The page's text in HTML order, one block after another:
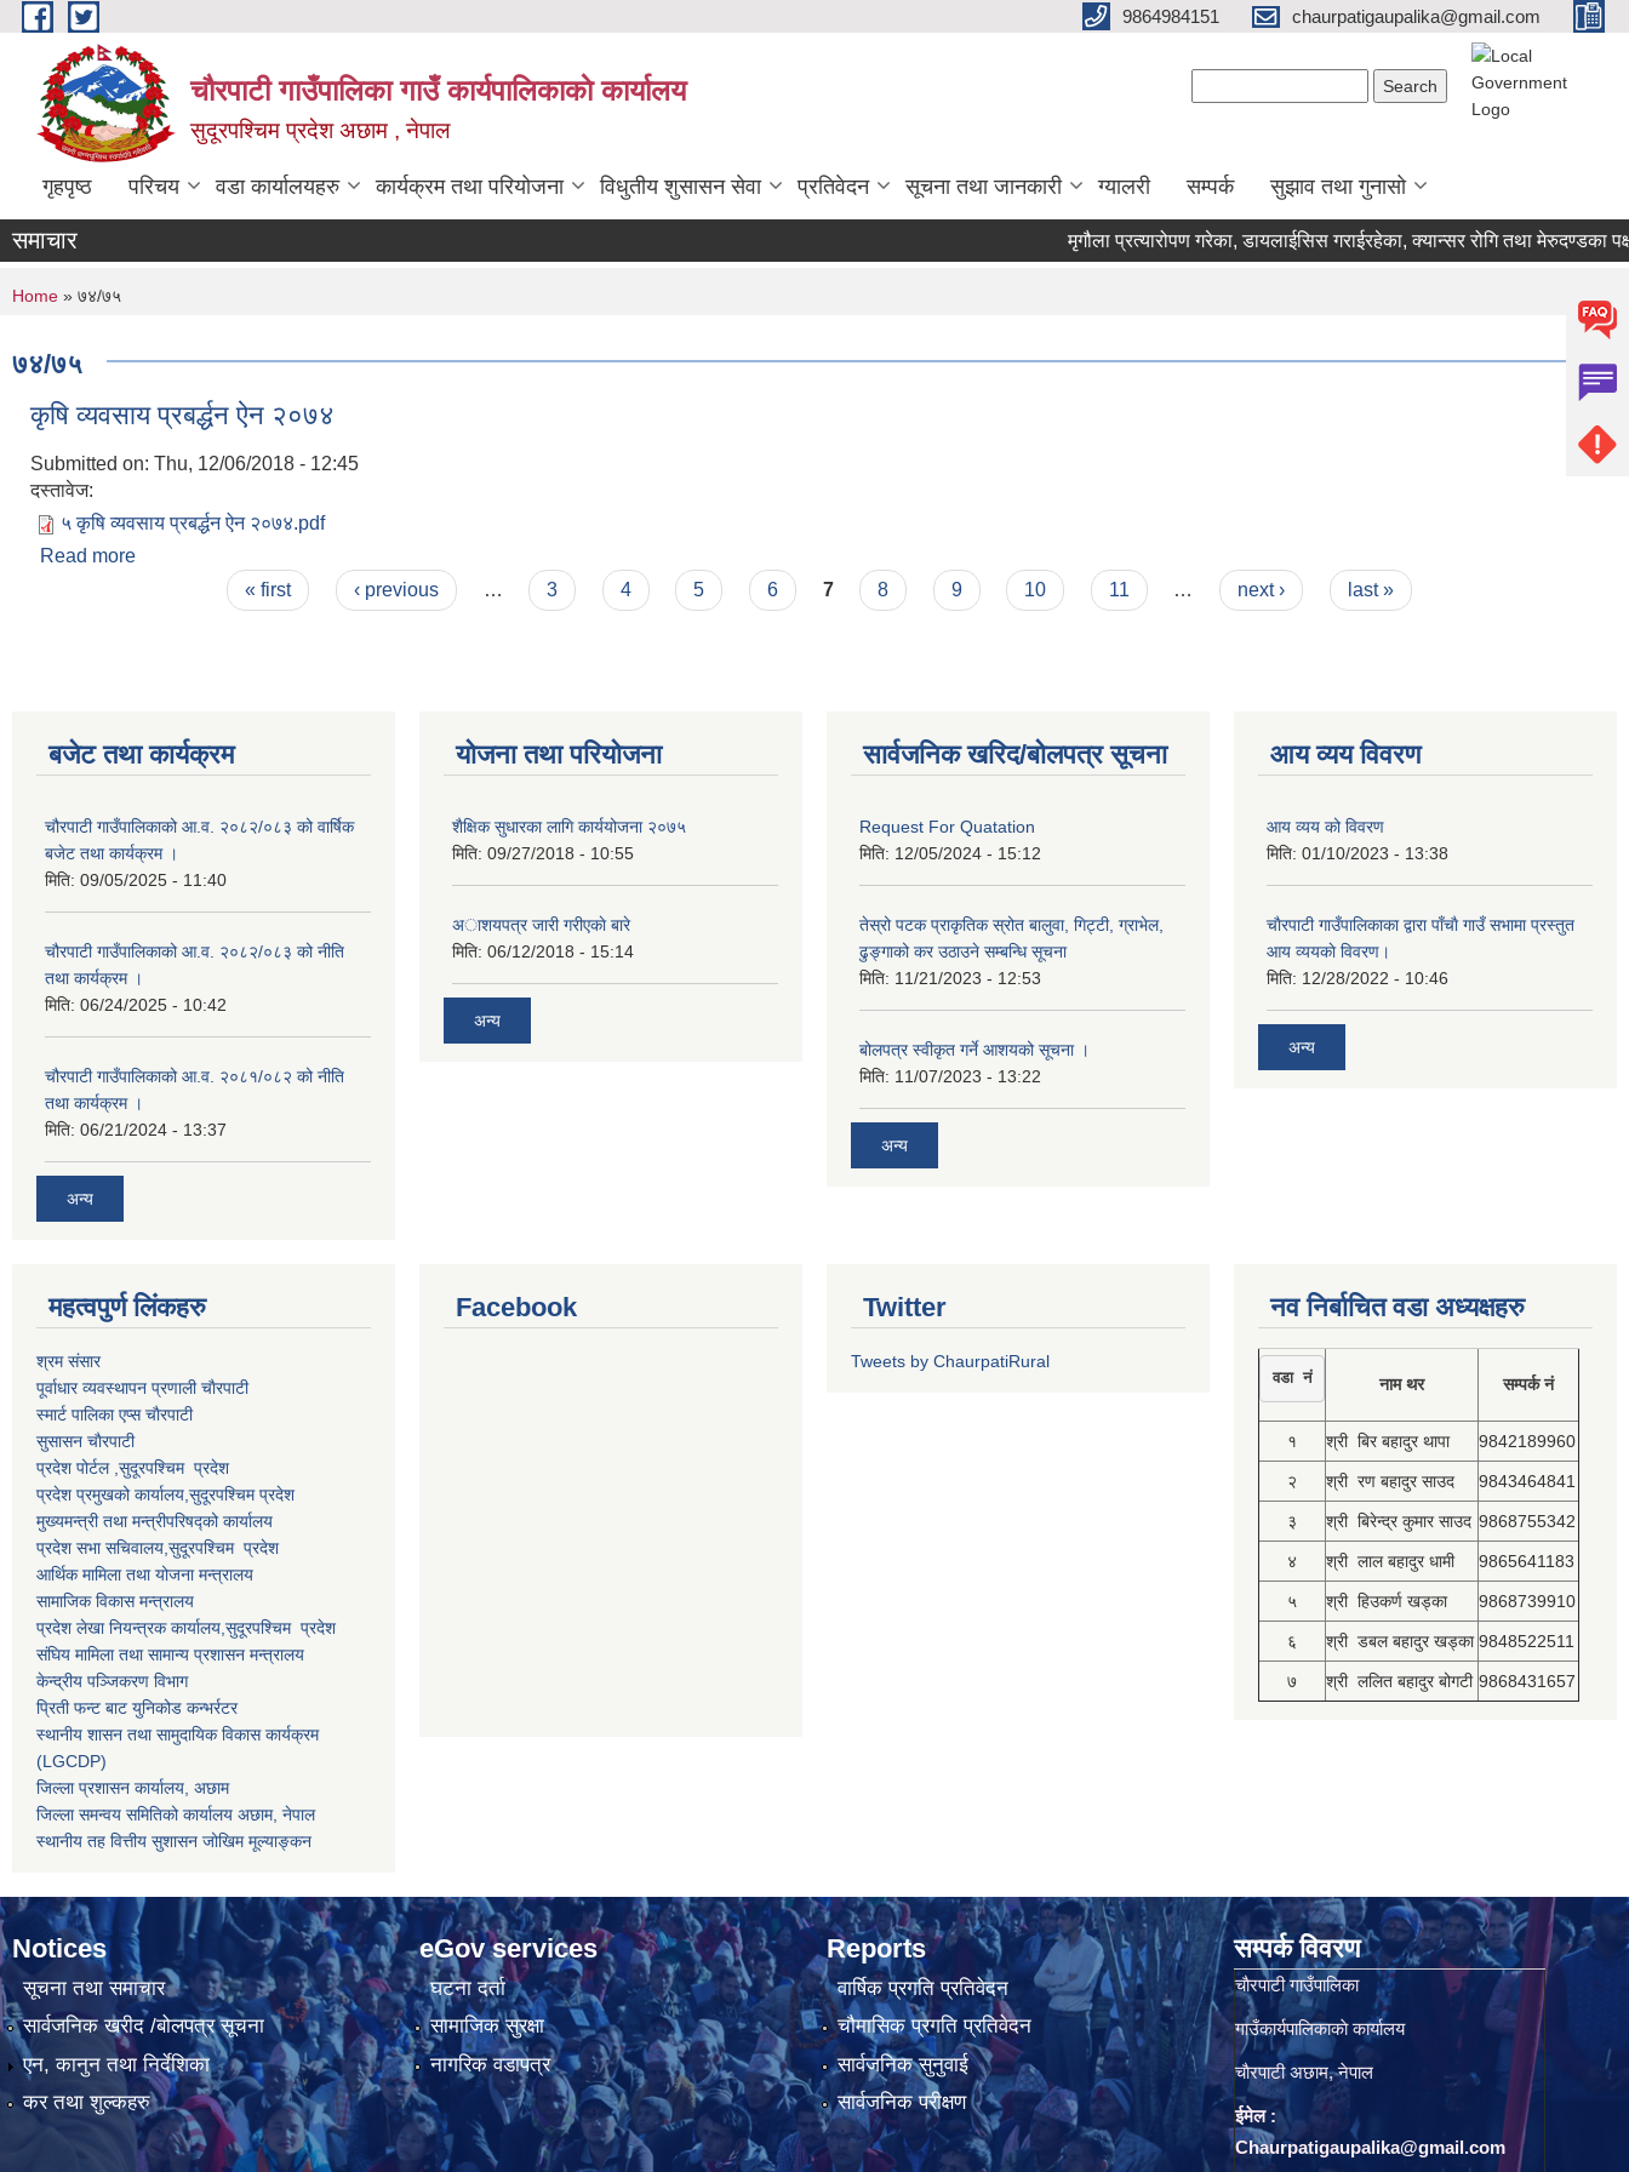
Skip to main content 9864984151 chaurpatigaupalika@gmail.com
चौरपाटी गाउँपालिका गाउँ कार्यपालिकाकाे कार्यालय
सुदूरपश्चिम प्रदेश अछाम , नेपाल
गृहपृष्ठ परिचय वडा कार्यालयहरु कार्यक्रम तथा परियोजना विधुतीय शुसासन सेवा प्रतिवेदन सूचना तथा जानकारी ग्यालरी सम्पर्क सुझाव तथा गुनासो
समाचार मृगौला प्रत्यारोपण गरेका, डायलाईसिस गराईरहेका, क्यान्सर रोगि तथा मेरुदण्डका
You are here
Home » ७४/७५
७४/७५
कृषि व्यवसाय प्रबर्द्धन ऐन २०७४
Submitted on: Thu, 12/06/2018 - 12:45
दस्तावेज:
५ कृषि व्यवसाय प्रबर्द्धन ऐन २०७४.pdf
Read more
« first ‹ previous … 3 4 5 6 7 8 9 10 11 … next › last »
बजेट तथा कार्यक्रम
चौरपाटी गाउँपालिकाको आ.व. २०८२/०८३ को वार्षिक
बजेट तथा कार्यक्रम ।
मिति: 09/05/2025 - 11:40
चौरपाटी गाउँपालिकाको आ.व. २०८२/०८३ को नीति
तथा कार्यक्रम ।
मिति: 06/24/2025 - 10:42
चौरपाटी गाउँपालिकाको आ.व. २०८१/०८२ को नीति
तथा कार्यक्रम ।
मिति: 06/21/2024 - 13:37
अन्य
योजना तथा परियोजना
शैक्षिक सुधारका लागि कार्ययोजना २०७५
मिति: 09/27/2018 - 10:55
अाशयपत्र जारी गरीएकाे बारे
मिति: 06/12/2018 - 15:14
अन्य
सार्वजनिक खरिद/बोलपत्र सूचना
Request For Quatation
मिति: 12/05/2024 - 15:12
तेस्रो पटक प्राकृतिक स्रोत बालुवा, गिट्टी, ग्राभेल,
ढुङ्गाको कर उठाउने सम्बन्धि सूचना
मिति: 11/21/2023 - 12:53
बोलपत्र स्वीकृत गर्ने आशयको सूचना ।
मिति: 11/07/2023 - 13:22
अन्य
आय व्यय विवरण
आय व्यय को विवरण
मिति: 01/10/2023 - 13:38
चाैरपाटी गाउँपालिकाका द्वारा पाँचाै गाउँ सभामा प्रस्तुत
आय व्ययकाे विवरण।
मिति: 12/28/2022 - 10:46
अन्य
महत्वपुर्ण लि‌ंकहरु
श्रम संसार
पूर्वाधार व्यवस्थापन प्रणाली चाैरपाटी
स्मार्ट पालिका एप्स चाैरपाटी
सुसासन चाैरपाटी
प्रदेश पोर्टल ,सुदूरपश्चिम प्रदेश
प्रदेश प्रमुखको कार्यालय, सुदूरपश्चिमप्रदेश
मुख्यमन्त्री तथा मन्त्रीपरिषद्को कार्यालय
प्रदेश सभा सचिवालय, सुदूरपश्चिम प्रदेश
आर्थिक मामिला तथा योजना मन्त्रालय
सामाजिक विकास मन्त्रालय
प्रदेश लेखा नियन्त्रक कार्यालय, सुदूरपश्चिम प्रदेश
संघिय मामिला तथा सामान्य प्रशासन मन्त्रालय
केन्द्रीय पञ्जिकरण विभाग
प्रिती फन्ट बाट युनिकोड कन्भर्रटर
स्थानीय शासन तथा सामुदायिक विकास कार्यक्रम
(LGCDP)
जिल्ला प्रशासन कार्यालय, अछाम
जिल्ला समन्वय समितिको कार्यालय अछाम, नेपाल
स्थानीय तह वित्तीय सुशासन जोखिम मूल्याङ्कन
Facebook Twitter
Tweets by ChaurpatiRural
नव निर्बाचित वडा अध्यक्षहरु
वडा नं नाम थर सम्पर्क नं
१ श्री बिर बहादुर थापा 9842189960
२ श्री रण बहादुर साउद 9843464841
३ श्री बिरेन्द्र कुमार साउद 9868755342
४ श्री लाल बहादुर धामी 9865641183
५ श्री हिउकर्ण खड्का 9868739910
६ श्री डबल बहादुर खड्का 9848522511
७ श्री ललित बहादुर बोगटी 9868431657
Notices
सूचना तथा समाचार
सार्वजनिक खरीद /बोलपत्र सूचना
एन, कानुन तथा निर्देशिका
कर तथा शुल्कहरु
eGov services
घटना दर्ता
सामाजिक सुरक्षा
नागरिक वडापत्र
Reports
वार्षिक प्रगति प्रतिवेदन
चौमासिक प्रगति प्रतिवेदन
सार्वजनिक सुनुवाई
सार्वजनिक परीक्षण
सम्पर्क विवरण
चाैरपाटी गाउँपालिका
गाउँकार्यपालिकाकाे कार्यालय
चाैरपाटी अछाम, नेपाल
ईमेल :
Chaurpatigaupalika@gmail.com